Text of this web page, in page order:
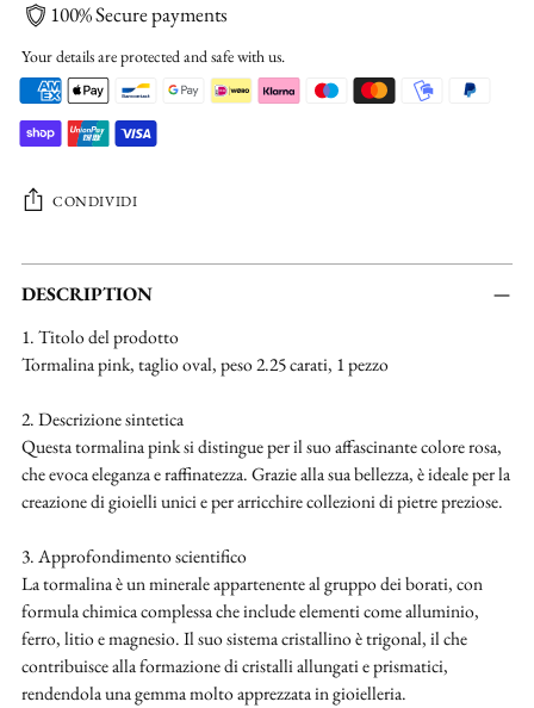
100% Secure payments
Your details are protected and safe with us.
CONDIVIDI
Aggiungere
un
al
carrello...
DESCRIPTION
1. Titolo del prodotto
Tormalina pink, taglio oval, peso 2.25 carati, 1 pezzo
2. Descrizione sintetica
Questa tormalina pink si distingue per il suo affascinante colore rosa,
che evoca eleganza e raffinatezza. Grazie alla sua bellezza, è ideale per la
creazione di gioielli unici e per arricchire collezioni di pietre preziose.
3. Approfondimento scientifico
La tormalina è un minerale appartenente al gruppo dei borati, con
formula chimica complessa che include elementi come alluminio,
ferro, litio e magnesio. Il suo sistema cristallino è trigonal, il che
contribuisce alla formazione di cristalli allungati e prismatici,
rendendola una gemma molto apprezzata in gioielleria.